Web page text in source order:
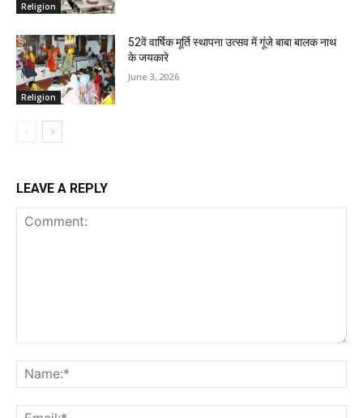
Religion
Religion
52वें वार्षिक मूर्ति स्थापना उत्सव में गूंजे बाबा बालक नाथ
के जयकारे
June 3, 2026
LEAVE A REPLY